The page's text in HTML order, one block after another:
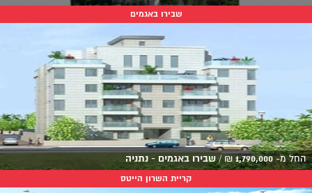
שבירו באגמים
החל מ-1,790,000
₪
/שבירו באגמים - נתניה
קריית השרון הייטס